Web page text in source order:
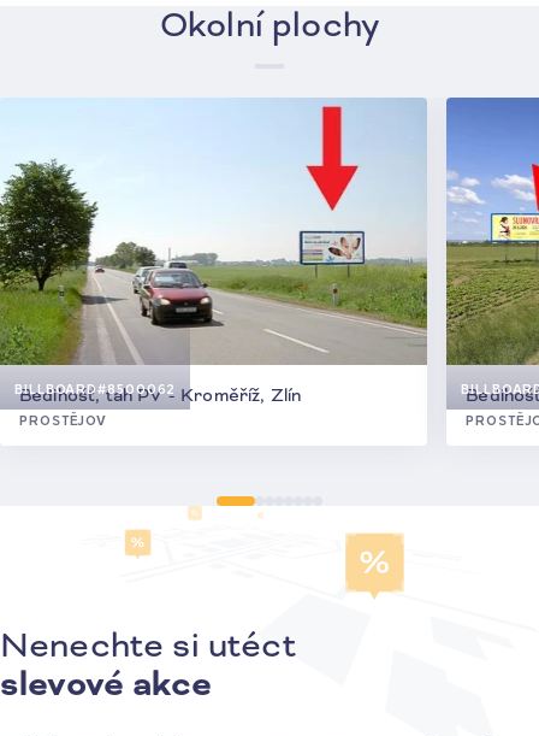
Okolní plochy
BILLBOARD#8500062
Bedihošť, tah PV - Kroměříž, Zlín
PROSTĚJOV
Přihlášení k odběru novinek
Nenechte si utéct
slevové akce